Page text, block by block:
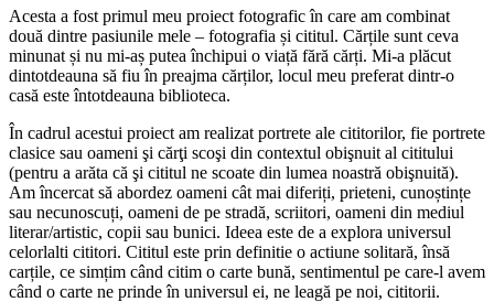
Acesta a fost primul meu proiect fotografic în care am combinat
două dintre pasiunile mele – fotografia și cititul. Cărțile sunt ceva
minunat și nu mi-aș putea închipui o viață fără cărți. Mi-a plăcut
dintotdeauna să fiu în preajma cărților, locul meu preferat dintr-o
casă este întotdeauna biblioteca.
În cadrul acestui proiect am realizat portrete ale cititorilor, fie portrete
clasice sau oameni şi cărţi scoşi din contextul obişnuit al cititului
(pentru a arăta că şi cititul ne scoate din lumea noastră obişnuită).
Am încercat să abordez oameni cât mai diferiți, prieteni, cunoștințe
sau necunoscuți, oameni de pe stradă, scriitori, oameni din mediul
literar/artistic, copii sau bunici. Ideea este de a explora universul
celorlalti cititori. Cititul este prin definitie o actiune solitară, însă
carțile, ce simțim când citim o carte bună, sentimentul pe care-l avem
când o carte ne prinde în universul ei, ne leagă pe noi, cititorii.